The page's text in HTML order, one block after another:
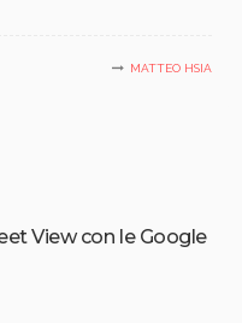
MATTEO HSIA
View con le Google